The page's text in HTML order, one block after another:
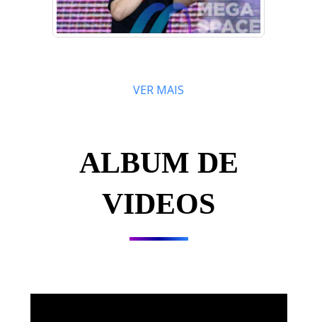
VER MAIS
ALBUM DE
VIDEOS